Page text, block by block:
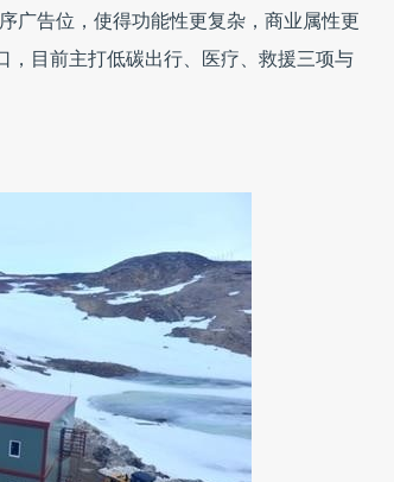
广告位，使得功能性更复杂，商业属性更
，目前主打低碳出行、医疗、救援三项与